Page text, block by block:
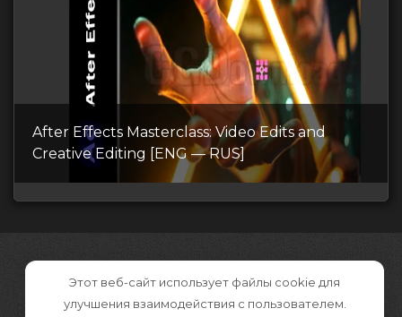
After Effects Masterclass: Video Edits and
Creative Editing [ENG — RUS]
Этот веб-сайт использует файлы cookie для
улучшения взаимодействия с пользователем.